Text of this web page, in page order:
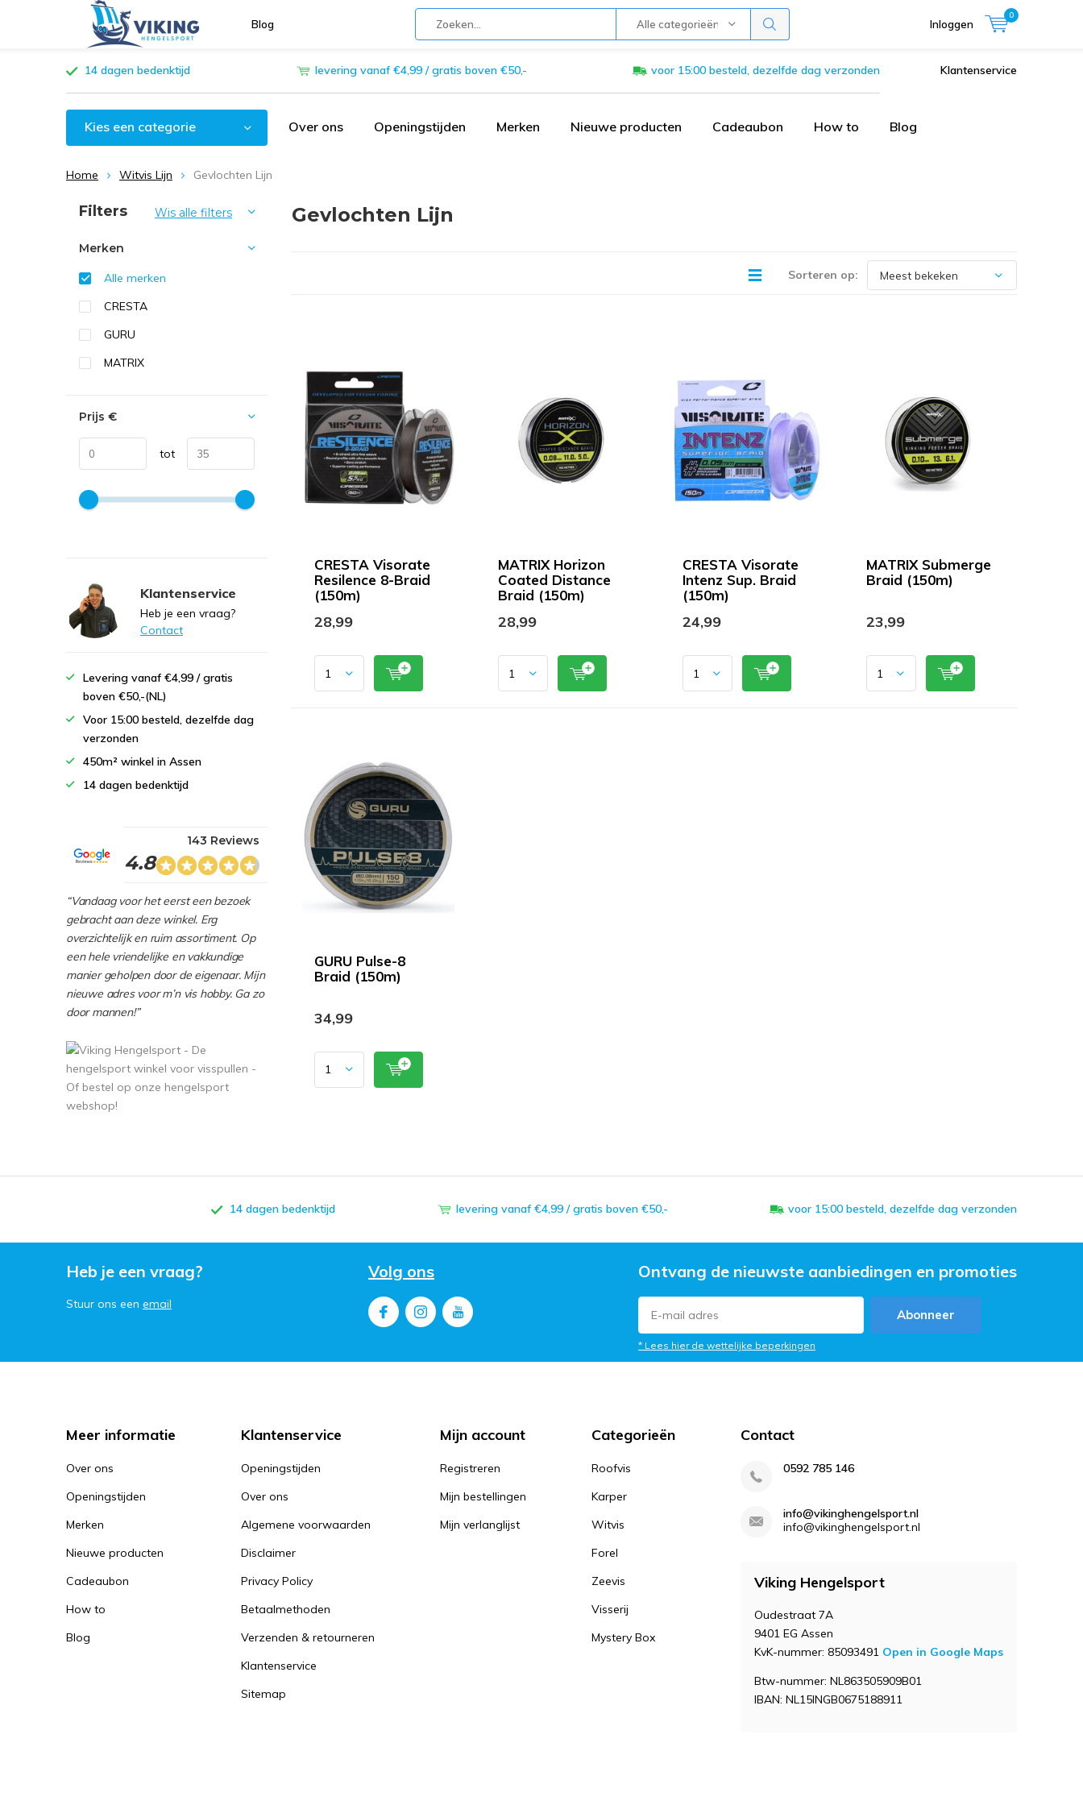
Blog Alle categorieën Inloggen
0
14 dagen bedenktijd levering vanaf €4,99 / gratis boven €50,- voor 15:00 besteld, dezelfde dag verzonden Klantenservice
Kies een categorie Over ons Openingstijden Merken Nieuwe producten Cadeaubon How to Blog
Home Witvis Lijn Gevlochten Lijn
Gevlochten Lijn
Sorteren op:
CRESTA Visorate
Resilence 8-Braid
(150m)
28,99
MATRIX Horizon
Coated Distance
Braid (150m)
28,99
CRESTA Visorate
Intenz Sup. Braid
(150m)
24,99
MATRIX Submerge
Braid (150m)
23,99
GURU Pulse-8
Braid (150m)
34,99
Sorteren op:
Filters Wis alle filters
Merken
Alle merken
CRESTA
GURU
MATRIX
Prijs €
tot
Klantenservice
Heb je een vraag?
Contact
Levering vanaf €4,99 / gratis
boven €50,-(NL)
Voor 15:00 besteld, dezelfde dag
verzonden
450m² winkel in Assen
14 dagen bedenktijd
4.8
143 Reviews
“Vandaag voor het eerst een bezoek
gebracht aan deze winkel. Erg
overzichtelijk en ruim assortiment. Op
een hele vriendelijke en vakkundige
manier geholpen door de eigenaar. Mijn
nieuwe adres voor m’n vis hobby. Ga zo
door mannen!”
14 dagen bedenktijd levering vanaf €4,99 / gratis boven €50,- voor 15:00 besteld, dezelfde dag verzonden
Heb je een vraag?
Stuur ons een email
Volg ons Ontvang de nieuwste aanbiedingen en promoties
Abonneer
* Lees hier de wettelijke beperkingen
Meer informatie
Over ons
Openingstijden
Merken
Nieuwe producten
Cadeaubon
How to
Blog
Klantenservice
Openingstijden
Over ons
Algemene voorwaarden
Disclaimer
Privacy Policy
Betaalmethoden
Verzenden & retourneren
Klantenservice
Sitemap
Mijn account
Registreren
Mijn bestellingen
Mijn verlanglijst
Categorieën
Roofvis
Karper
Witvis
Forel
Zeevis
Visserij
Mystery Box
Contact
0592 785 146
info@vikinghengelsport.nl
info@vikinghengelsport.nl
Viking Hengelsport
Oudestraat 7A
9401 EG Assen
KvK-nummer: 85093491 Open in Google Maps
Btw-nummer: NL863505909B01
IBAN: NL15INGB0675188911